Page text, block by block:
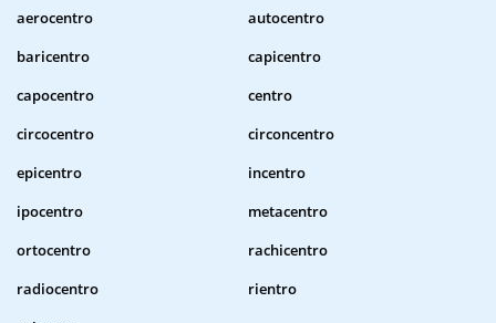
aerocentro
autocentro
baricentro
capicentro
capocentro
centro
circocentro
circoncentro
epicentro
incentro
ipocentro
metacentro
ortocentro
rachicentro
radiocentro
rientro